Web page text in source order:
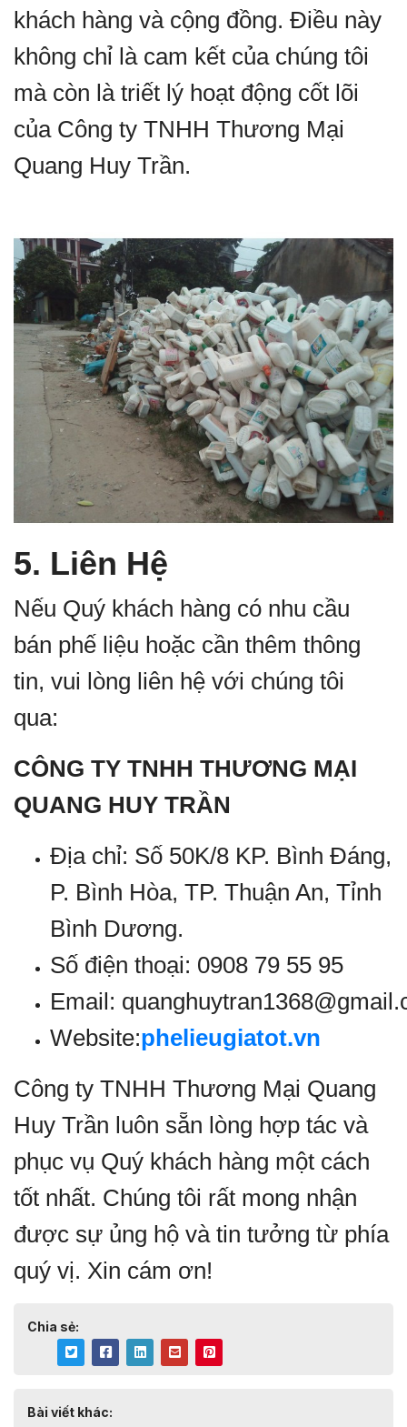
khách hàng và cộng đồng. Điều này
không chỉ là cam kết của chúng tôi
mà còn là triết lý hoạt động cốt lõi
của Công ty TNHH Thương Mại
Quang Huy Trần.
5. Liên Hệ
Nếu Quý khách hàng có nhu cầu
bán phế liệu hoặc cần thêm thông
tin, vui lòng liên hệ với chúng tôi
qua:
CÔNG TY TNHH THƯƠNG MẠI
QUANG HUY TRẦN
Địa chỉ: Số 50K/8 KP. Bình Đáng,
P. Bình Hòa, TP. Thuận An, Tỉnh
Bình Dương.
Số điện thoại: 0908 79 55 95
Email:
Website:phelieugiatot.vn
Công ty TNHH Thương Mại Quang
Huy Trần luôn sẵn lòng hợp tác và
phục vụ Quý khách hàng một cách
tốt nhất. Chúng tôi rất mong nhận
được sự ủng hộ và tin tưởng từ phía
quý vị. Xin cám ơn!
Chia sẻ:
Bài viết khác: